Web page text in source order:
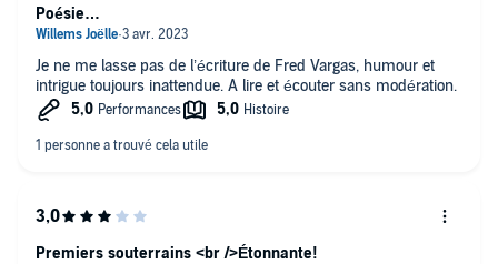
Je ne me lasse pas de l’écriture de Fred Vargas, humour et
intrigue toujours inattendue. A lire et écouter sans modération.
Poésie…
Premiers souterrains <br />Étonnante!